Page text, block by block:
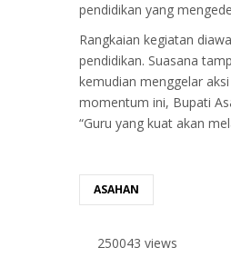
pendidikan yang
Rangkaian kegiatan
pendidikan. Suasana
kemudian menggelar
momentum ini, Bupati
“Guru yang kuat akan
ASAHAN
250043 views